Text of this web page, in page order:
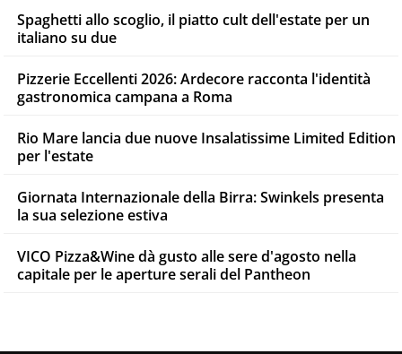
Spaghetti allo scoglio, il piatto cult dell'estate per un
italiano su due
Pizzerie Eccellenti 2026: Ardecore racconta l'identità
gastronomica campana a Roma
Rio Mare lancia due nuove Insalatissime Limited Edition
per l'estate
Giornata Internazionale della Birra: Swinkels presenta
la sua selezione estiva
VICO Pizza&Wine dà gusto alle sere d'agosto nella
capitale per le aperture serali del Pantheon